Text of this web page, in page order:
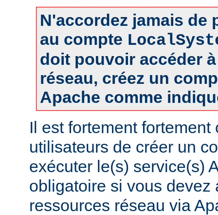
N'accordez jamais de
au compte
doit pouvoir accéder
réseau, créez un
Apache comme
Il est fortement
utilisateurs de créer un
exécuter le(s) service(s)
obligatoire si vous devez
ressources réseau via